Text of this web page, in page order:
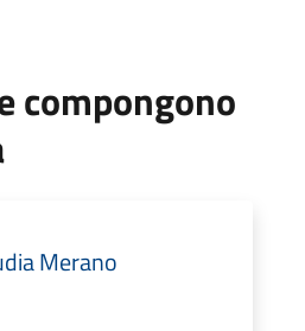
compongono
Merano